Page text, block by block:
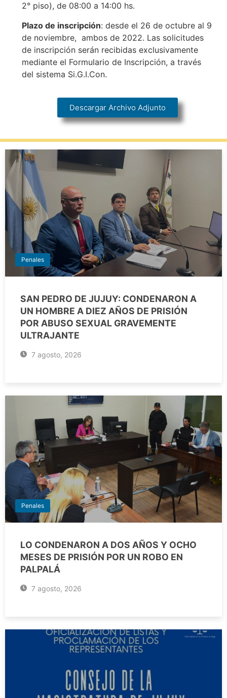
2° piso), de 08:00 a 14:00 hs.
Plazo de inscripción: desde el 26 de octubre al 9
de noviembre, ambos de 2022. Las solicitudes
de inscripción serán recibidas exclusivamente
mediante el Formulario de Inscripción, a través
del sistema Si.G.I.Con.
Descargar Archivo Adjunto
Penales
SAN PEDRO DE JUJUY: CONDENARON A
UN HOMBRE A DIEZ AÑOS DE PRISIÓN
POR ABUSO SEXUAL GRAVEMENTE
ULTRAJANTE
7 agosto, 2026
Penales
LO CONDENARON A DOS AÑOS Y OCHO
MESES DE PRISIÓN POR UN ROBO EN
PALPALÁ
7 agosto, 2026